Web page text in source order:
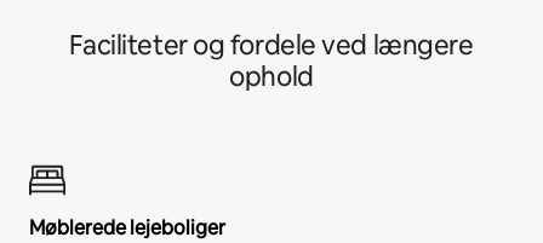
Faciliteter og fordele ved længere
ophold
Møblerede lejeboliger